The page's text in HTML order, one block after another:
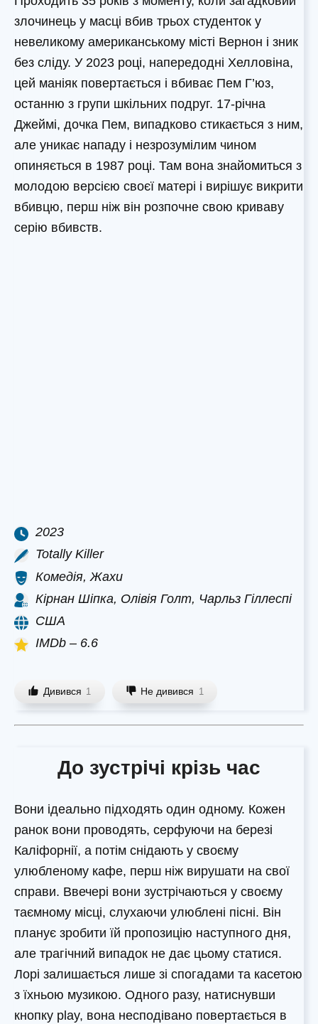
злочинець у масці вбив трьох студенток у
невеликому американському місті Вернон і зник
без сліду. У 2023 році, напередодні Хелловіна,
цей маніяк повертається і вбиває Пем Г’юз,
останню з групи шкільних подруг. 17-річна
Джеймі, дочка Пем, випадково стикається з ним,
але уникає нападу і незрозумілим чином
опиняється в 1987 році. Там вона знайомиться з
молодою версією своєї матері і вирішує викрити
вбивцю, перш ніж він розпочне свою криваву
серію вбивств.
2023
Totally Killer
Комедія, Жахи
Кірнан Шіпка, Олівія Голт, Чарльз Гіллеспі
США
IMDb – 6.6
Дивився 1 Не дивився 1
До зустрічі крізь час
Вони ідеально підходять один одному. Кожен
ранок вони проводять, серфуючи на березі
Каліфорнії, а потім снідають у своєму
улюбленому кафе, перш ніж вирушати на свої
справи. Ввечері вони зустрічаються у своєму
таємному місці, слухаючи улюблені пісні. Він
планує зробити їй пропозицію наступного дня,
але трагічний випадок не дає цьому статися.
Лорі залишається лише зі спогадами та касетою
з їхньою музикою. Одного разу, натиснувши
кнопку play, вона несподівано повертається в